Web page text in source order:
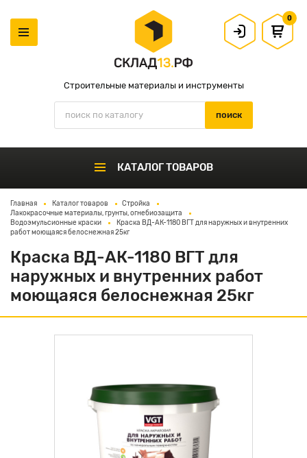
Строительные материалы и инструменты
0
КАТАЛОГ ТОВАРОВ
Главная Каталог товаров
Стройка
Лакокрасочные материалы, грунты, огнебиозащита
Водоэмульсионные краски
Краска ВД-АК-1180 ВГТ для наружных и внутренних
работ моющаяся белоснежная 25кг
Краска ВД-АК-1180 ВГТ для
наружных и внутренних работ
моющаяся белоснежная 25кг